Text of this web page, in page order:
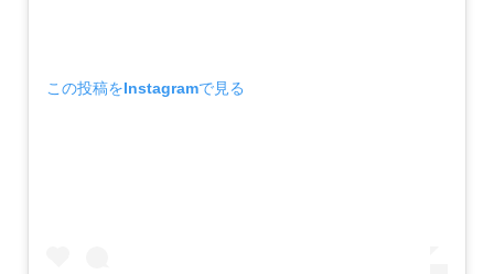
この投稿をInstagramで見る